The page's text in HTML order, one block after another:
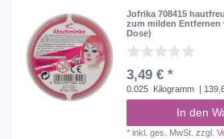
Jofrika 708415
zum milden Entfernen
Dose)
3,49 € *
0.025 Kilogramm |
In den
*inkl. ges. MwSt. zzgl.